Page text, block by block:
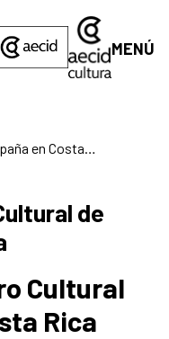
MENÚ
de
Cultural
Rica